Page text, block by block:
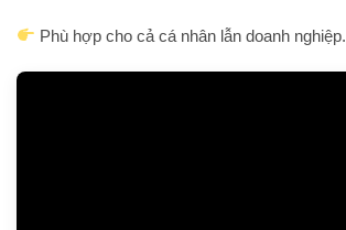
Phù hợp cho cả cá nhân lẫn doanh nghiệp.